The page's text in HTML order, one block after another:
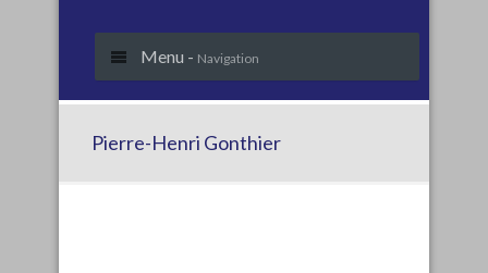
Menu - Navigation
Pierre-Henri Gonthier